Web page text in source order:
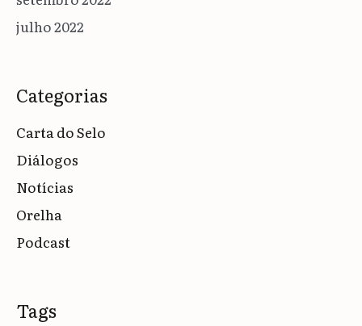
julho 2022
Categorias
Carta do Selo
Diálogos
Notícias
Orelha
Podcast
Tags